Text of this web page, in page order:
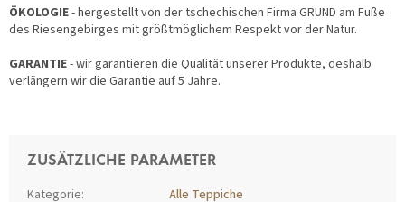
ÖKOLOGIE- hergestellt von der tschechischen Firma GRUND am Fuße
des Riesengebirges mit größtmöglichem Respekt vor der Natur.
GARANTIE- wir garantieren die Qualität unserer Produkte, deshalb
verlängern wir die Garantie auf 5 Jahre.
ZUSÄTZLICHE PARAMETER
Kategorie:
Alle Teppiche